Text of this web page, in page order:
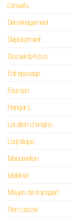
Conseils
Déménagement
Déplacement
Dossier&Actus
Entreposage
Fourgon
Hangars
Location d'engins
Logistique
Manutention
Matériel
Moyen de transport
Non classé